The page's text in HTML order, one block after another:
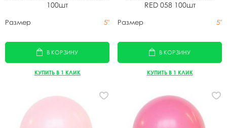
100шт
Размер 5"
В КОРЗИНУ
КУПИТЬ В 1 КЛИК
RED 058 100шт
Размер 5"
В КОРЗИНУ
КУПИТЬ В 1 КЛИК